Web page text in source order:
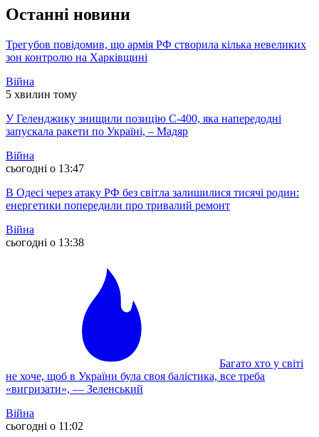
Останні новини
Трегубов повідомив, що армія РФ створила кілька невеликих
зон контролю на Харківщині
Війна
5 хвилин тому
У Геленджику знищили позицію С-400, яка напередодні
запускала ракети по Україні, – Мадяр
Війна
сьогодні о 13:47
В Одесі через атаку РФ без світла залишилися тисячі родин:
енергетики попередили про тривалий ремонт
Війна
сьогодні о 13:38
Багато хто у світі
не хоче, щоб в України була своя балістика, все треба
«вигризати», — Зеленський
Війна
сьогодні о 11:02